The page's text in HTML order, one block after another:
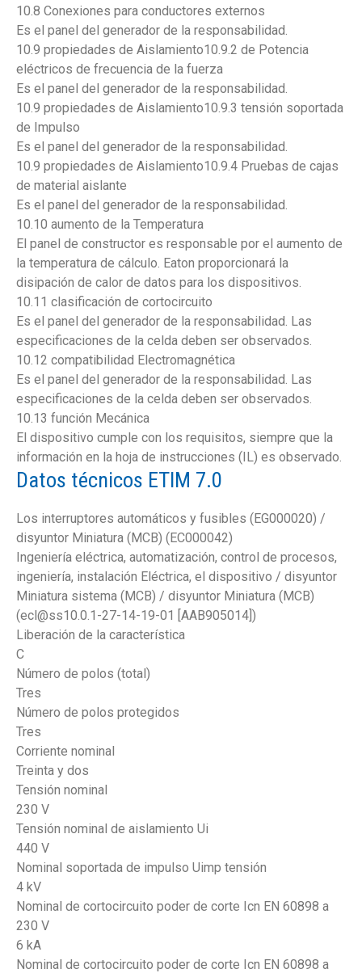
10.8 Conexiones para conductores externos
Es el panel del generador de la responsabilidad.
10.9 propiedades de Aislamiento10.9.2 de Potencia
eléctricos de frecuencia de la fuerza
Es el panel del generador de la responsabilidad.
10.9 propiedades de Aislamiento10.9.3 tensión soportada
de Impulso
Es el panel del generador de la responsabilidad.
10.9 propiedades de Aislamiento10.9.4 Pruebas de cajas
de material aislante
Es el panel del generador de la responsabilidad.
10.10 aumento de la Temperatura
El panel de constructor es responsable por el aumento de
la temperatura de cálculo. Eaton proporcionará la
disipación de calor de datos para los dispositivos.
10.11 clasificación de cortocircuito
Es el panel del generador de la responsabilidad. Las
especificaciones de la celda deben ser observados.
10.12 compatibilidad Electromagnética
Es el panel del generador de la responsabilidad. Las
especificaciones de la celda deben ser observados.
10.13 función Mecánica
El dispositivo cumple con los requisitos, siempre que la
información en la hoja de instrucciones (IL) es observado.
Datos técnicos ETIM 7.0
Los interruptores automáticos y fusibles (EG000020) /
disyuntor Miniatura (MCB) (EC000042)
Ingeniería eléctrica, automatización, control de procesos,
ingeniería, instalación Eléctrica, el dispositivo / disyuntor
Miniatura sistema (MCB) / disyuntor Miniatura (MCB)
(ecl@ss10.0.1-27-14-19-01 [AAB905014])
Liberación de la característica
C
Número de polos (total)
Tres
Número de polos protegidos
Tres
Corriente nominal
Treinta y dos
Tensión nominal
230 V
Tensión nominal de aislamiento Ui
440 V
Nominal soportada de impulso Uimp tensión
4 kV
Nominal de cortocircuito poder de corte Icn EN 60898 a
230 V
6 kA
Nominal de cortocircuito poder de corte Icn EN 60898 a